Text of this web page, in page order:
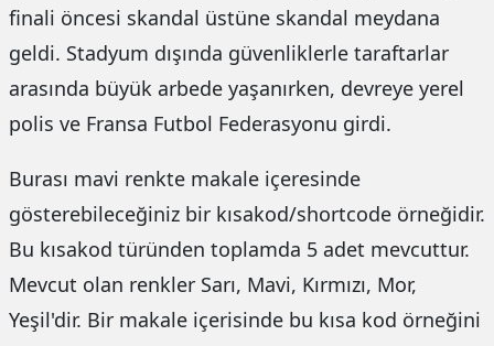
finali öncesi skandal üstüne skandal meydana
geldi. Stadyum dışında güvenliklerle taraftarlar
arasında büyük arbede yaşanırken, devreye yerel
polis ve Fransa Futbol Federasyonu girdi.
Burası mavi renkte makale içeresinde
gösterebileceğiniz bir kısakod/shortcode örneğidir.
Bu kısakod türünden toplamda 5 adet mevcuttur.
Mevcut olan renkler Sarı, Mavi, Kırmızı, Mor,
Yeşil'dir. Bir makale içerisinde bu kısa kod örneğini